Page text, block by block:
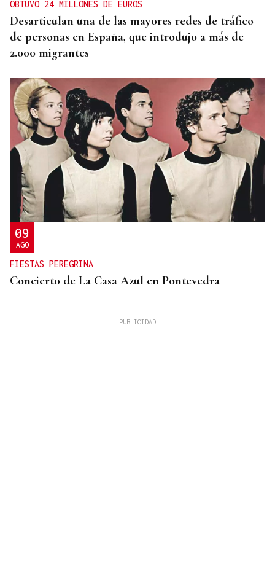
OBTUVO 24 MILLONES DE EUROS
Desarticulan una de las mayores redes de tráfico
de personas en España, que introdujo a más de
2.000 migrantes
09
AGO
FIESTAS PEREGRINA
Concierto de La Casa Azul en Pontevedra